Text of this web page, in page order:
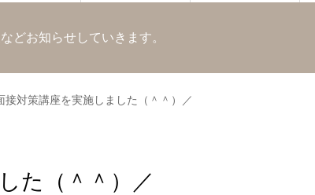
どお知らせしていきます。
接対策講座を実施しました（＾＾）／
た（＾＾）／